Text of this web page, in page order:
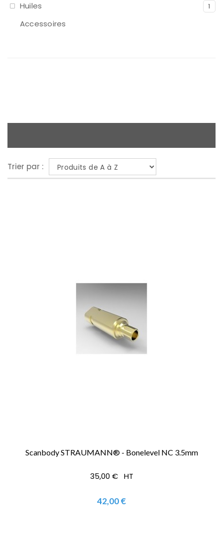
Huiles 1
Accessoires
Trier par :
Scanbody STRAUMANN® - Bonelevel NC 3.5mm
35,00 € HT
42,00 €